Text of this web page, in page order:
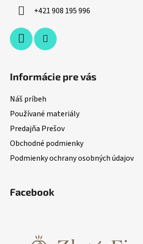
+421 908 195 996
Informácie pre vás
Náš príbeh
Používané materiály
Predajňa Prešov
Obchodné podmienky
Podmienky ochrany osobných údajov
Facebook